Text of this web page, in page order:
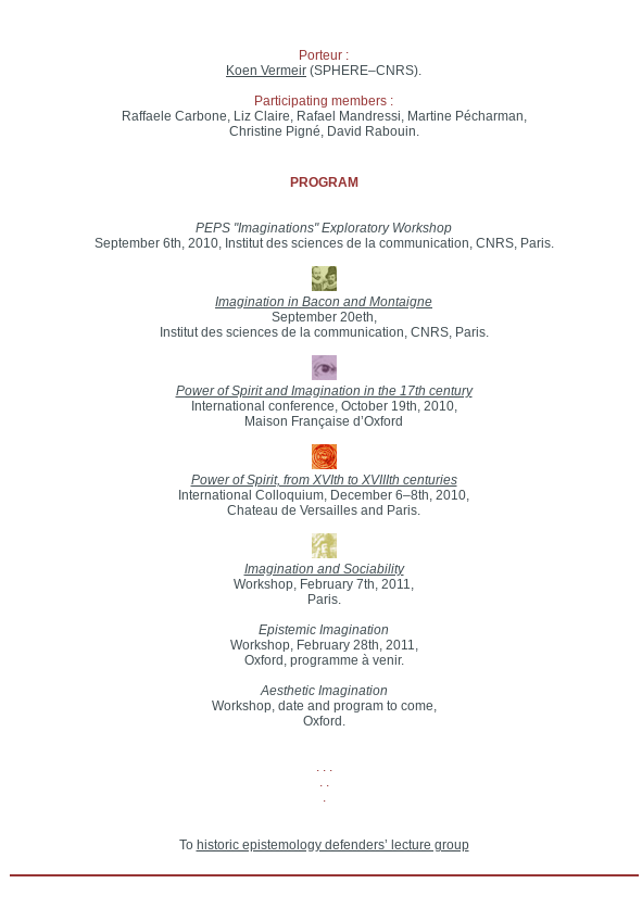
Porteur :
Koen Vermeir (SPHERE–CNRS).
Participating members :
Raffaele Carbone, Liz Claire, Rafael Mandressi, Martine Pécharman,
Christine Pigné, David Rabouin.
PROGRAM
PEPS "Imaginations" Exploratory Workshop
September 6th, 2010, Institut des sciences de la communication, CNRS, Paris.
Imagination in Bacon and Montaigne
September 20eth,
Institut des sciences de la communication, CNRS, Paris.
Power of Spirit and Imagination in the 17th century
International conference, October 19th, 2010,
Maison Française d’Oxford
Power of Spirit, from XVIth to XVIIIth centuries
International Colloquium, December 6–8th, 2010,
Chateau de Versailles and Paris.
Imagination and Sociability
Workshop, February 7th, 2011,
Paris.
Epistemic Imagination
Workshop, February 28th, 2011,
Oxford, programme à venir.
Aesthetic Imagination
Workshop, date and program to come,
Oxford.
. . .
. .
.
To historic epistemology defenders’ lecture group